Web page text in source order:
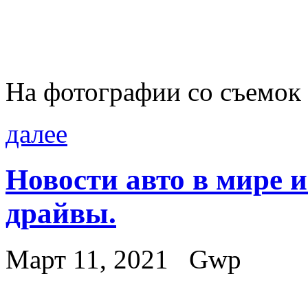
На фотографии со съемок
далее
Новости авто в мире
драйвы.
Март 11, 2021
Gwp